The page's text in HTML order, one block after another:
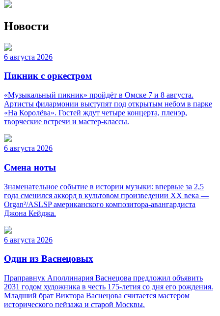
Новости
6 августа 2026
Пикник с оркестром
«Музыкальный пикник» пройдёт в Омске 7 и 8 августа.
Артисты филармонии выступят под открытым небом в парке
«На Королёва». Гостей ждут четыре концерта, пленэр,
творческие встречи и мастер-классы.
6 августа 2026
Смена ноты
Знаменательное событие в истории музыки: впервые за 2,5
года сменился аккорд в культовом произведении XX века —
Organ²/ASLSP американского композитора-авангардиста
Джона Кейджа.
6 августа 2026
Один из Васнецовых
Праправнук Аполлинария Васнецова предложил объявить
2031 годом художника в честь 175-летия со дня его рождения.
Младший брат Виктора Васнецова считается мастером
исторического пейзажа и старой Москвы.